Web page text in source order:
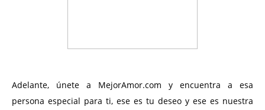
Adelante, únete a MejorAmor.com y encuentra a esa
persona especial para ti, ese es tu deseo y ese es nuestra